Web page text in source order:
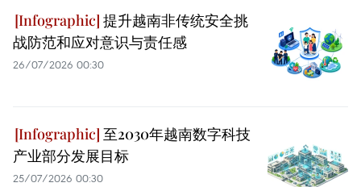
提升越南非传统安全挑
战防范和应对意识与责任感
26/07/2026 00:30
至2030年越南数字科技
产业部分发展目标
25/07/2026 00:30